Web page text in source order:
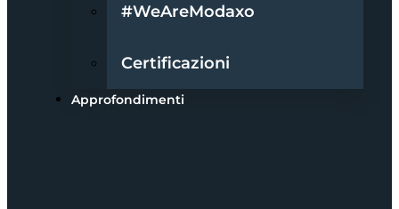
#WeAreModaxo
Certificazioni
Approfondimenti